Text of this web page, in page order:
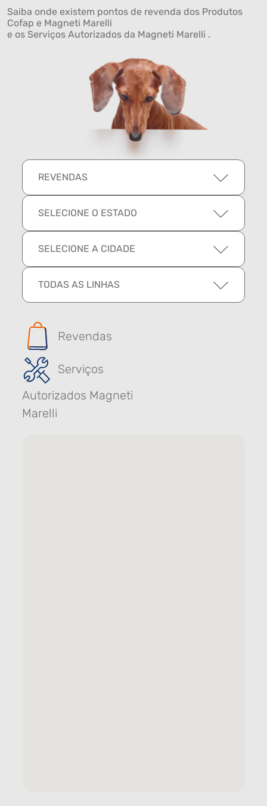
Saiba onde existem pontos de revenda dos Produtos
Cofap e Magneti Marelli
e os Serviços Autorizados da Magneti Marelli .
REVENDAS
SELECIONE O ESTADO
SELECIONE A CIDADE
TODAS AS LINHAS
Revendas
Serviços
Autorizados Magneti
Marelli